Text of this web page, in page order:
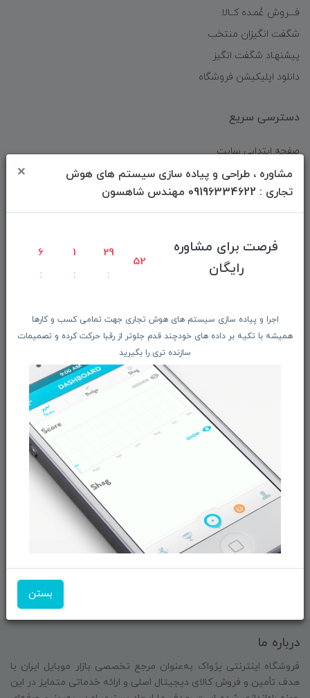
مشاوره ، طراحی و پیاده سازی سیستم های هوش
تجاری : 09196334622 مهندس شاهسون
×
فرصت برای مشاوره
رایگان
6 1 29
52
اجرا و پیاده سازی سیستم های هوش تجاری جهت تمامی کسب و کارها
همیشه با تکیه بر داده های خودچند قدم جلوتر از رقبا حرکت کرده و تصمیمات
سازنده تری را بگیرید
بستن
فـــروش عُمـده کــالا
شگفت انگیزان منتخب
پیشنهـاد شگفت انگیز
دانلود اپلیکیشن فروشگاه
دسترسی سریع
صفحه ابتدایی سایت
راهنمای ثبت سفارش
معرفـــی همکــاران
حــــریم خصوصـی
ویتریــن فروشگـــاه
درباره ما بیشتر بدانید
دعوت به همکاری
از تخفیف‌ها و جدیدترین‌های فروشگاه ما باخبر شوید:
ثبت‌نام
ما را در شبکه‌های اجتماعی دنبال کنید:
بازرگانی و فروش محصولات MSI ماتریکس - جناب آقای
مهندس باقری
شماره تماس: 09351609162
درباره ما
فروشگاه اینترنتی پژواک به‌عنوان مرجع تخصصی بازار موبایل ایران با
هدف تأمین و فروش کالای دیجیتال اصلی و ارائه خدماتی متمایز در این